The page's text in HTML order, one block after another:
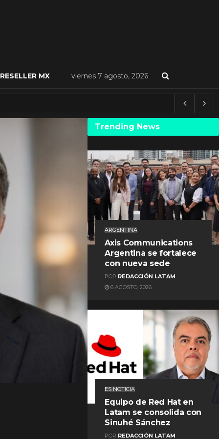
RESELLER MX viernes 7 agosto, 2026
Trending News
ARGENTINA
Axis Communications
Argentina se fortalece
con nueva sede
POR REDACCIÓN LATAM
6 AGOSTO, 2026
ES NOTICIA
Equipo de Red Hat en
Latam se consolida con
Sinuhé Sánchez
POR REDACCIÓN LATAM